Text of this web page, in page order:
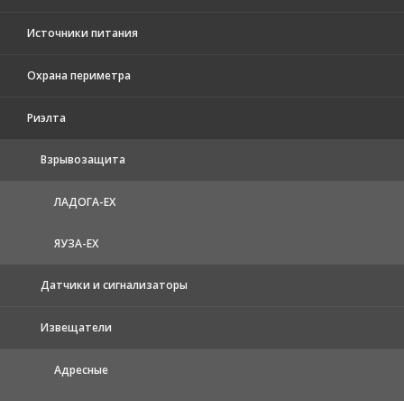
Источники питания
Охрана периметра
Риэлта
Взрывозащита
ЛАДОГА-EX
ЯУЗА-ЕХ
Датчики и сигнализаторы
Извещатели
Адресные